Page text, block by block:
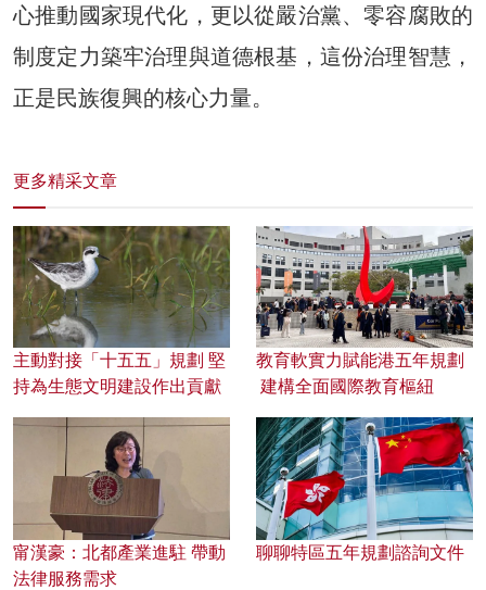
心推動國家現代化，更以從嚴治黨、零容腐敗的
制度定力築牢治理與道德根基，這份治理智慧，
正是民族復興的核心力量。
更多精采文章
主動對接「十五五」規劃 堅
持為生態文明建設作出貢獻
教育軟實力賦能港五年規劃
建構全面國際教育樞紐
甯漢豪：北都產業進駐 帶動
法律服務需求
聊聊特區五年規劃諮詢文件